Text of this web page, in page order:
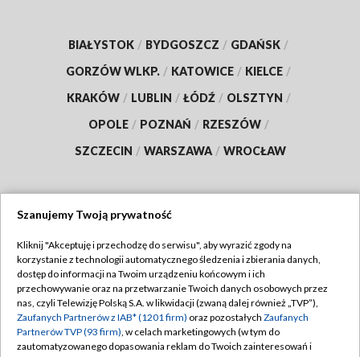
BIAŁYSTOK / BYDGOSZCZ / GDAŃSK /
GORZÓW WLKP. / KATOWICE / KIELCE /
KRAKÓW / LUBLIN / ŁÓDŹ / OLSZTYN /
OPOLE / POZNAŃ / RZESZÓW /
SZCZECIN / WARSZAWA / WROCŁAW
TVP
Abonament TVP
Emisja w TVP
Centrum informacji TVP
Regulamin TVP
Polityka prywatności
Moje zgody
Szanujemy Twoją prywatność
Kliknij "Akceptuję i przechodzę do serwisu", aby wyrazić zgody na
korzystanie z technologii automatycznego śledzenia i zbierania danych,
dostęp do informacji na Twoim urządzeniu końcowym i ich
przechowywanie oraz na przetwarzanie Twoich danych osobowych przez
nas, czyli Telewizję Polską S.A. w likwidacji (zwaną dalej również „TVP”),
Zaufanych Partnerów z IAB* (1201 firm) oraz pozostałych Zaufanych
Partnerów TVP (93 firm), w celach marketingowych (w tym do
zautomatyzowanego dopasowania reklam do Twoich zainteresowań i